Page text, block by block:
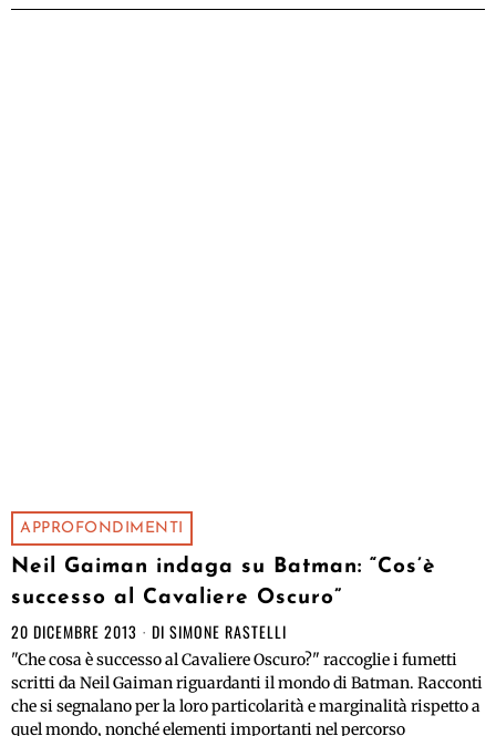
APPROFONDIMENTI
Neil Gaiman indaga su Batman: “Cos’è
successo al Cavaliere Oscuro”
20 DICEMBRE 2013 DI SIMONE RASTELLI
"Che cosa è successo al Cavaliere Oscuro?" raccoglie i fumetti
scritti da Neil Gaiman riguardanti il mondo di Batman. Racconti
che si segnalano per la loro particolarità e marginalità rispetto a
quel mondo, nonché elementi importanti nel percorso